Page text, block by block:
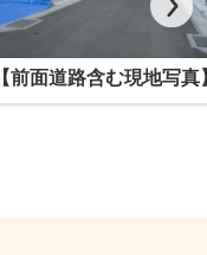
【前面道路含む現地写真